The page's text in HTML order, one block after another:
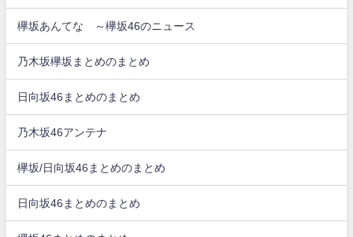
欅坂あんてな ～欅坂46のニュース
乃木坂欅坂まとめのまとめ
日向坂46まとめのまとめ
乃木坂46アンテナ
欅坂/日向坂46まとめのまとめ
日向坂46まとめのまとめ